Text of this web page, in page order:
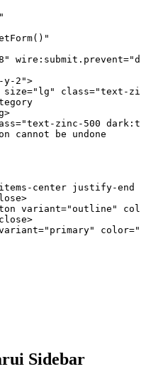
wire : submit . prevent=
y-2">
size="lg" class="text-
>
"text-zinc-500
cannot be undone
center justify-end
>
variant="outline"
close>
="primary" color=
Sidebar